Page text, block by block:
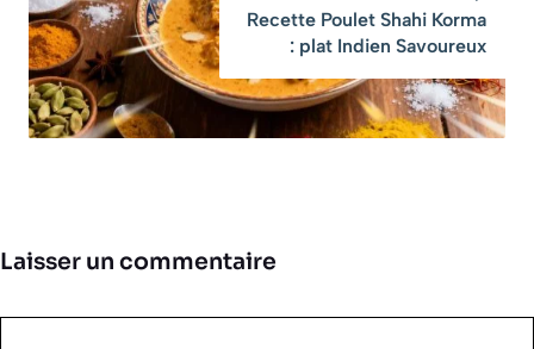
Recette Poulet Shahi Korma
: plat Indien Savoureux
Laisser un commentaire